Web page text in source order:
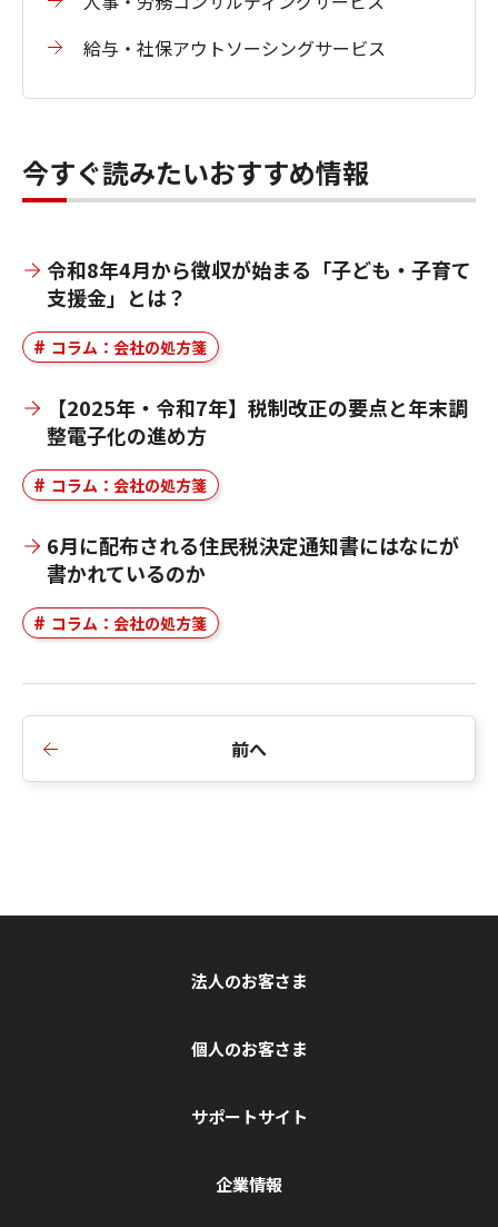
給与・社保アウトソーシングサービス
今すぐ読みたいおすすめ情報
令和8年4月から徴収が始まる「子ども・子育て
支援金」とは？
コラム：会社の処方箋
【2025年・令和7年】税制改正の要点と年末調
整電子化の進め方
コラム：会社の処方箋
6月に配布される住民税決定通知書にはなにが
書かれているのか
コラム：会社の処方箋
前へ
法人のお客さま
個人のお客さま
サポートサイト
企業情報